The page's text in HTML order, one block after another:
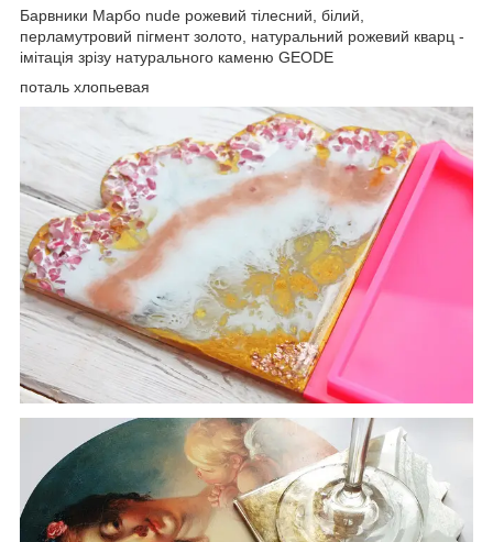
Барвники Марбо nude рожевий тілесний, білий,
перламутровий пігмент золото, натуральний рожевий кварц -
імітація зрізу натурального каменю GEODE
поталь хлопьевая